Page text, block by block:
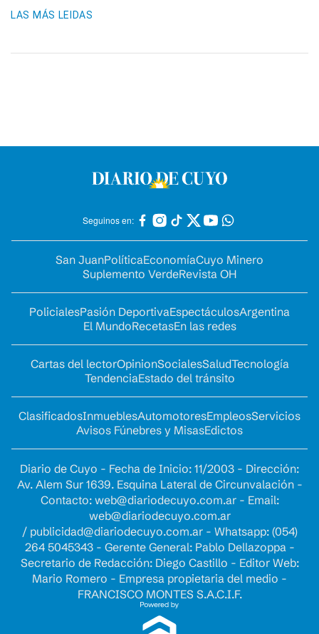
LAS MÁS LEIDAS
Seguinos en:
San JuanPolíticaEconomíaCuyo Minero
Suplemento VerdeRevista OH
PolicialesPasión DeportivaEspectáculosArgentina
El MundoRecetasEn las redes
Cartas del lectorOpinionSocialesSaludTecnología
TendenciaEstado del tránsito
ClasificadosInmueblesAutomotoresEmpleosServicios
Avisos Fúnebres y MisasEdictos
Diario de Cuyo - Fecha de Inicio: 11/2003 - Dirección:
Av. Alem Sur 1639. Esquina Lateral de Circunvalación -
Contacto: web@diariodecuyo.com.ar- Email:
web@diariodecuyo.com.ar
/ publicidad@diariodecuyo.com.ar- Whatsapp: (054)
264 5045343 - Gerente General: Pablo Dellazoppa -
Secretario de Redacción: Diego Castillo - Editor Web:
Mario Romero - Empresa propietaria del medio -
FRANCISCO MONTES S.A.C.I.F.